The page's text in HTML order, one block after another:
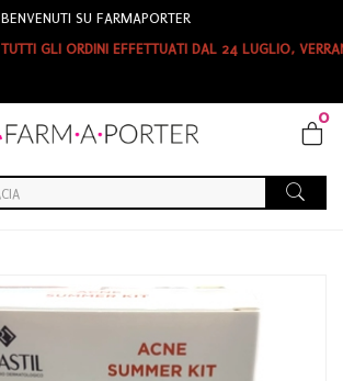
SU FARMAPORTER
GLI ORDINI EFFETTUATI DAL 24 LUGLIO,
0